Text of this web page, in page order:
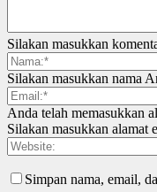
Silakan masukkan
Silakan masukkan nama
Anda telah memasukkan
Silakan masukkan alamat
Simpan nama, email,